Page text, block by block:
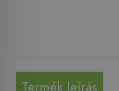
Termék leírás